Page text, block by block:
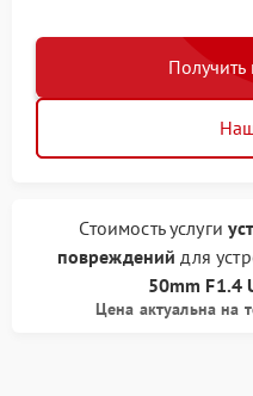
Получить
Стоимость услуги
повреждений для
50mm F1.4
Цена актуальна на